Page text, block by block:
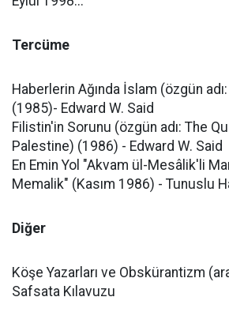
Tercüme
Haberlerin Ağında İslam (özgün
(1985)- Edward W. Said
Filistin'in Sorunu (özgün adı: The
Palestine) (1986) - Edward W. Said
En Emin Yol "Akvam ül-Mesâlik'li
Memalik" (Kasım 1986) - Tunuslu
Diğer
Köşe Yazarları ve Obskürantizm
Safsata Kılavuzu